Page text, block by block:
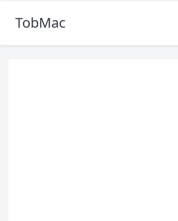
TobMac